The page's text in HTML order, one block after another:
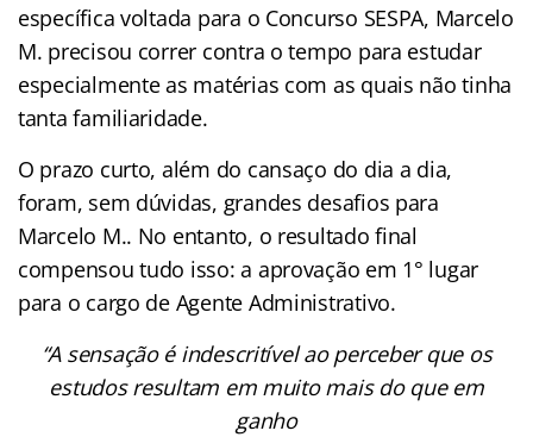
específica voltada para o Concurso SESPA, Marcelo
M. precisou correr contra o tempo para estudar
especialmente as matérias com as quais não tinha
tanta familiaridade.
O prazo curto, além do cansaço do dia a dia,
foram, sem dúvidas, grandes desafios para
Marcelo M.. No entanto, o resultado final
compensou tudo isso: a aprovação em 1° lugar
para o cargo de Agente Administrativo.
“A sensação é indescritível ao perceber que os
estudos resultam em muito mais do que em
ganho